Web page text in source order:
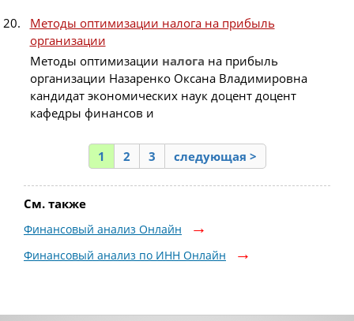
Методы оптимизации налога на прибыль
организации
Методы оптимизации налога на прибыль
организации Назаренко Оксана Владимировна
кандидат экономических наук доцент доцент
кафедры финансов и
1 2 3 следующая >
См. также
Финансовый анализ Онлайн
Финансовый анализ по ИНН Онлайн